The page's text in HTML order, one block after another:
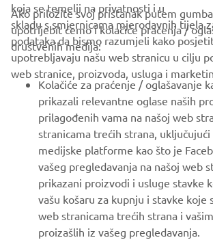
CORPORATE
FOR BUSINESS
MORE YAMAHA
SUPPORT
BILTEN
Budite prvi koji će saznati o najnovijim
koja se temelji na privatnosti i u
skladu s smjernicama mjerodavnih tijela
podataka da bismo razumjeli kako
upotrebljavaju našu web stranicu u cilju
web stranice, proizvoda, usluga i
Ako priložite svoj pristanak putem
upotrijebit ćemo i kolačiće praćenja /
društvenih medija:
Kolačiće za praćenje / oglašavanje
prikazali relevantne oglase naših
prilagođenih vama na našoj web
stranicama trećih strana,
medijske platforme kao što je
vašeg pregledavanja na našoj web
prikazani proizvodi i usluge stavke
vašu košaru za kupnju i stavke
web stranicama trećih strana i
proizašlih iz vašeg pregledavanja.